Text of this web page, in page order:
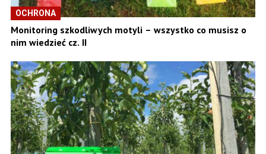
OCHRONA
Monitoring szkodliwych motyli – wszystko co musisz o
nim wiedzieć cz. II